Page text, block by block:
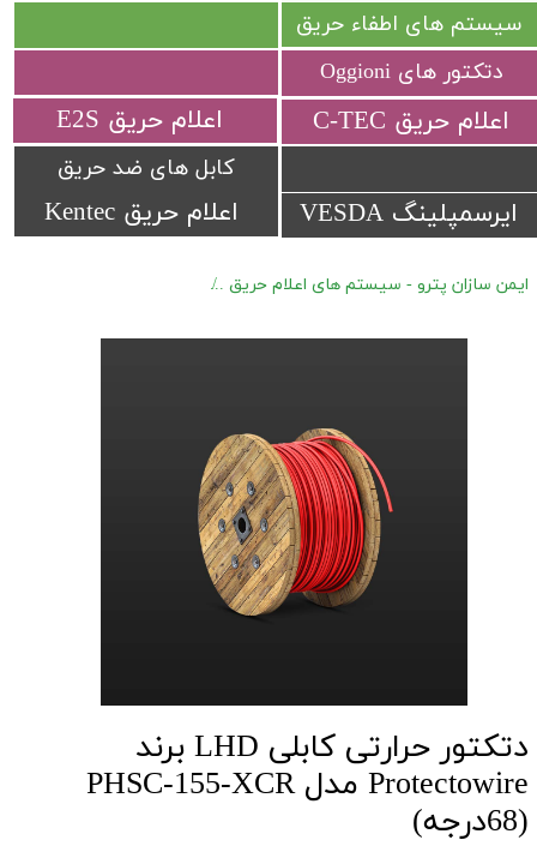
اعلام حریق Kentec
​اعلام حریق C-TEC​​​​​​​ ​اعلام حریق E2S
ایرسمپلینگ VESDA
سیستم های اطفاء حریق
کابل های ضد حریق
دتکتور های Oggioni
ایمن سازان پترو - سیستم های اعلام حریق
دتکتور حرارتی کابلی LHD برند
Protectowire مدل PHSC-155-XCR
(68درجه)